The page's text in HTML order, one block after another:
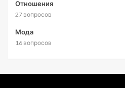
Отношения
27 вопросов
Мода
16 вопросов